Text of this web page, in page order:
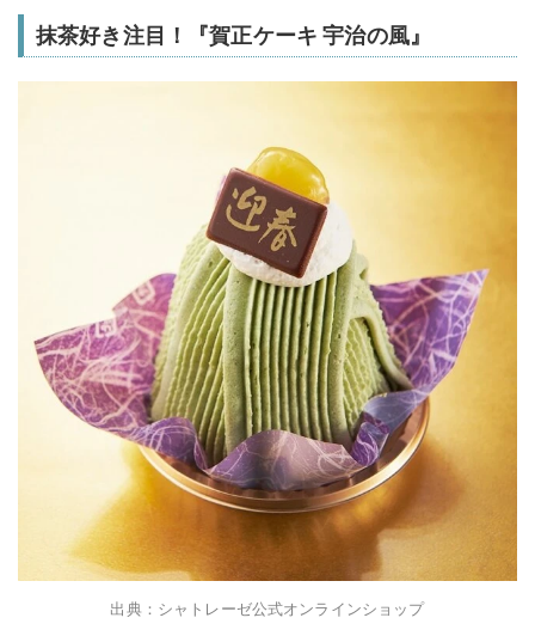
抹茶好き注目！『賀正ケーキ 宇治の風』
出典：シャトレーゼ公式オンラインショップ